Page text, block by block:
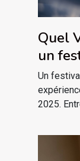
Quel
un
en
Un
2025.